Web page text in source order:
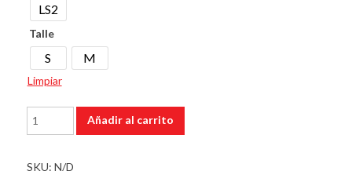
LS2
Talle
S M
Limpiar
Ls2
352
Wolves
Añadir al carrito
SKU: N/D